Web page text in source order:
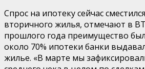
Спрос на ипотеку сейчас
вторичного жилья, отмечают в
прошлого года преимущество
около 70% ипотеки банки
жилье. «В марте мы